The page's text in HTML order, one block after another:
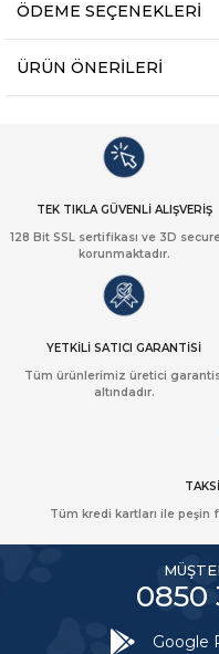
ÖDEME SEÇENEKLERI
ÜRÜN ÖNERILERI
TEK TIKLA GÜVENLİ ALIŞVERİŞ
128 Bit SSL sertifikası ve 3D
korunmaktadır.
YETKİLİ SATICI GARANTİSİ
Tüm ürünlerimiz üretici
altındadır.
Tüm kredi kartları ile peşin
0850
Google